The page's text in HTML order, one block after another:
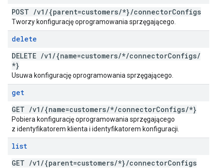
POST /v1 /{parent=customers/*}/connectorConfigs
Tworzy konfigurację oprogramowania sprzęgającego.
delete
DELETE /v1 /{name=customers/*/connectorConfigs/
*}
Usuwa konfigurację oprogramowania sprzęgającego.
get
GET /v1 /{name=customers/*/connectorConfigs/*}
Pobiera konfigurację oprogramowania sprzęgającego
z identyfikatorem klienta i identyfikatorem konfiguracji.
list
GET /v1 /{parent=customers/*}/connectorConfigs